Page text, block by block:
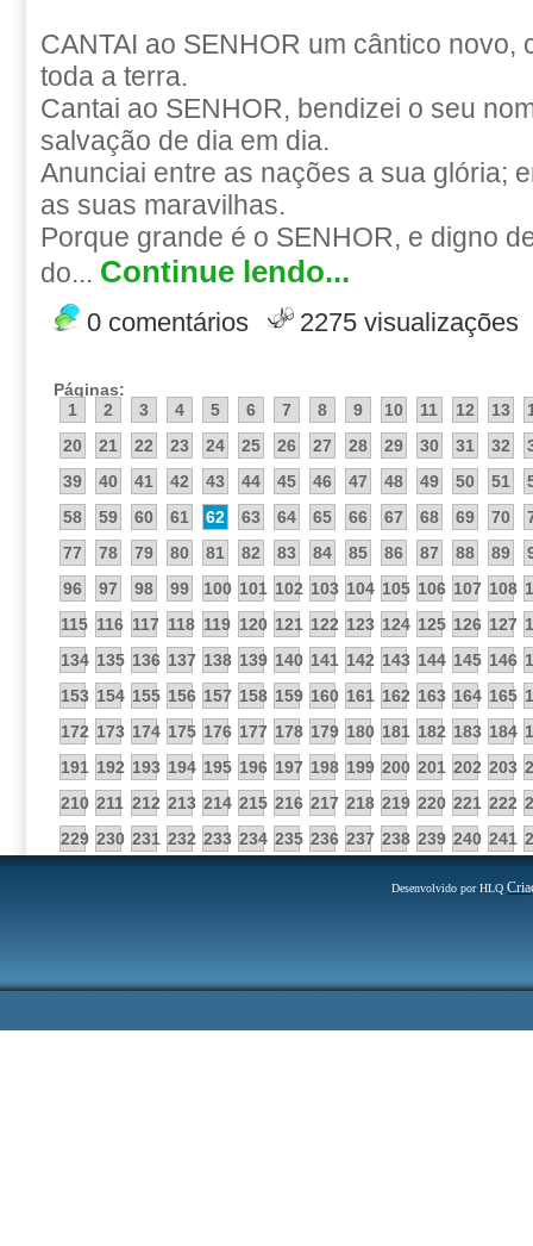
CANTAI ao SENHOR um cântico novo,
toda a terra.
Cantai ao SENHOR, bendizei o seu
salvação de dia em dia.
Anunciai entre as nações a sua glória;
as suas maravilhas.
Porque grande é o SENHOR, e digno
do... Continue lendo...
0 comentários 2275 visualizações
Páginas:
1
2 3 4 5 6 7 8 9 10 11 12 13
20
21 22 23 24 25 26 27 28 29 30 31 32
39
40 41 42 43 44 45 46 47 48 49 50 51
58
59 60 61 62 63 64 65 66 67 68 69 70
77
78 79 80 81 82 83 84 85 86 87 88 89
96
97 98 99 100 101 102 103 104 105 106 107 108
115 116 117 118 119 120 121 122 123 124 125 126 127
134 135 136 137 138 139 140 141 142 143 144 145 146
153 154 155 156 157 158 159 160 161 162 163 164 165
172 173 174 175 176 177 178 179 180 181 182 183 184
191 192 193 194 195 196 197 198 199 200 201 202 203
210 211 212 213 214 215 216 217 218 219 220 221 222
229 230 231 232 233 234 235 236 237 238 239 240 241
Desenvolvido por HLQ